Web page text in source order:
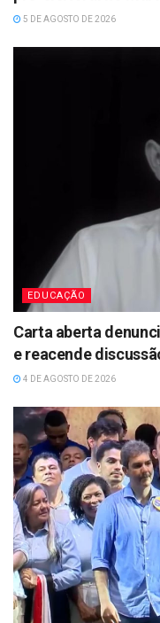
5 DE AGOSTO DE 2026
EDUCAÇÃO
Carta aberta
e reacende
4 DE AGOSTO DE 2026